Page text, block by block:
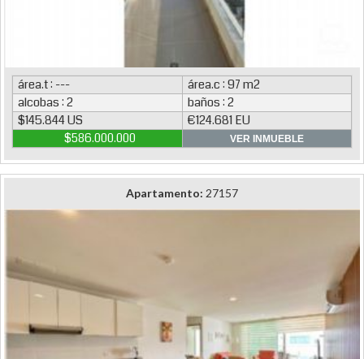
área.t : ---
área.c : 97 m2
alcobas : 2
baños : 2
$145.844 US
€124.681 EU
$586.000.000 VER INMUEBLE
Apartamento: 27157